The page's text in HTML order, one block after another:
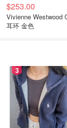
$253.00
Vivienne Westwood
耳环 金色
3